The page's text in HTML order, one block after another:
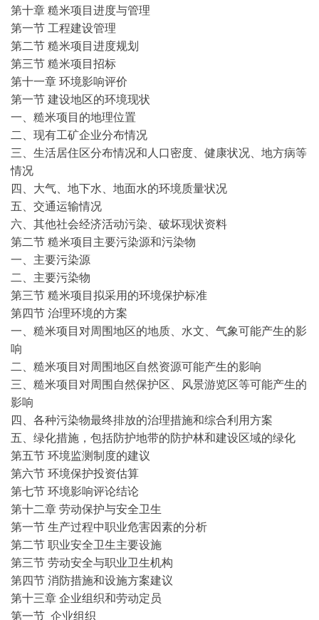
第十章 糙米项目进度与管理
第一节 工程建设管理
第二节 糙米项目进度规划
第三节 糙米项目招标
第十一章 环境影响评价
第一节 建设地区的环境现状
一、糙米项目的地理位置
二、现有工矿企业分布情况
三、生活居住区分布情况和人口密度、健康状况、地方病等
情况
四、大气、地下水、地面水的环境质量状况
五、交通运输情况
六、其他社会经济活动污染、破坏现状资料
第二节 糙米项目主要污染源和污染物
一、主要污染源
二、主要污染物
第三节 糙米项目拟采用的环境保护标准
第四节 治理环境的方案
一、糙米项目对周围地区的地质、水文、气象可能产生的影
响
二、糙米项目对周围地区自然资源可能产生的影响
三、糙米项目对周围自然保护区、风景游览区等可能产生的
影响
四、各种污染物最终排放的治理措施和综合利用方案
五、绿化措施，包括防护地带的防护林和建设区域的绿化
第五节 环境监测制度的建议
第六节 环境保护投资估算
第七节 环境影响评论结论
第十二章 劳动保护与安全卫生
第一节 生产过程中职业危害因素的分析
第二节 职业安全卫生主要设施
第三节 劳动安全与职业卫生机构
第四节 消防措施和设施方案建议
第十三章 企业组织和劳动定员
第一节 企业组织